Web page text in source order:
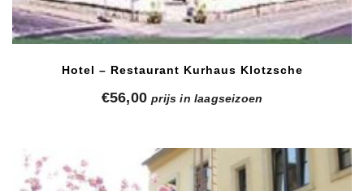
Hotel – Restaurant Kurhaus Klotzsche
€56,00 prijs in laagseizoen